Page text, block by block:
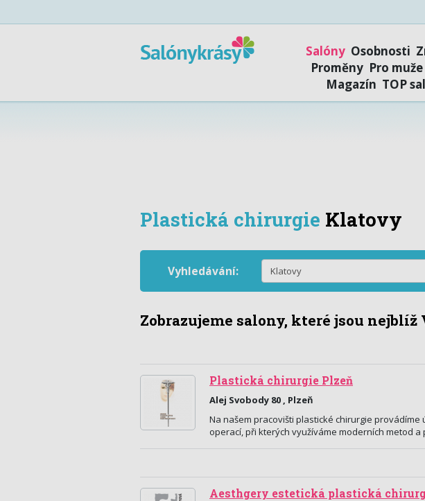
Salóny Osobnosti
Proměny Pro muže
Magazín TOP
Plastická chirurgie Klatovy
Vyhledávání:
Zobrazujeme salony, které jsou
Plastická chirurgie Plzeň
Alej Svobody 80 , Plzeň
Na našem pracovišti plastické chirurgie
operací, při kterých využíváme moderních metod
Aesthgery estetická plastická